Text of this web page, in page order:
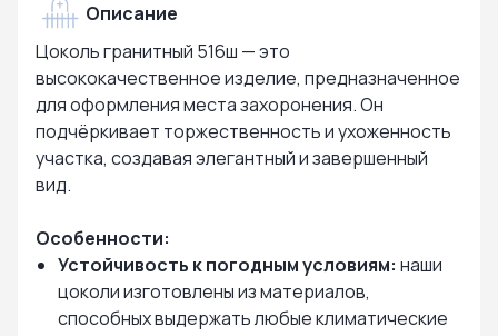
Описание
Цоколь гранитный 516ш — это
высококачественное изделие, предназначенное
для оформления места захоронения. Он
подчёркивает торжественность и ухоженность
участка, создавая элегантный и завершенный
вид.
Особенности:
Устойчивость к погодным условиям: наши
цоколи изготовлены из материалов,
способных выдержать любые климатические